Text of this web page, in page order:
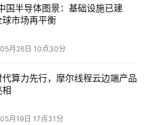
高效率流转、高价值转化。
生态联合创新启动仪式将于明
共同签约，联合打造“算力芯
创新平台，围绕Agent推理、
，光合组织正持续拓展开放生
国半导体图景：基础设施已建
球市场再平衡
月26日 10点30分
算力先行，摩尔线程云边端产品
相
月19日 17点31分